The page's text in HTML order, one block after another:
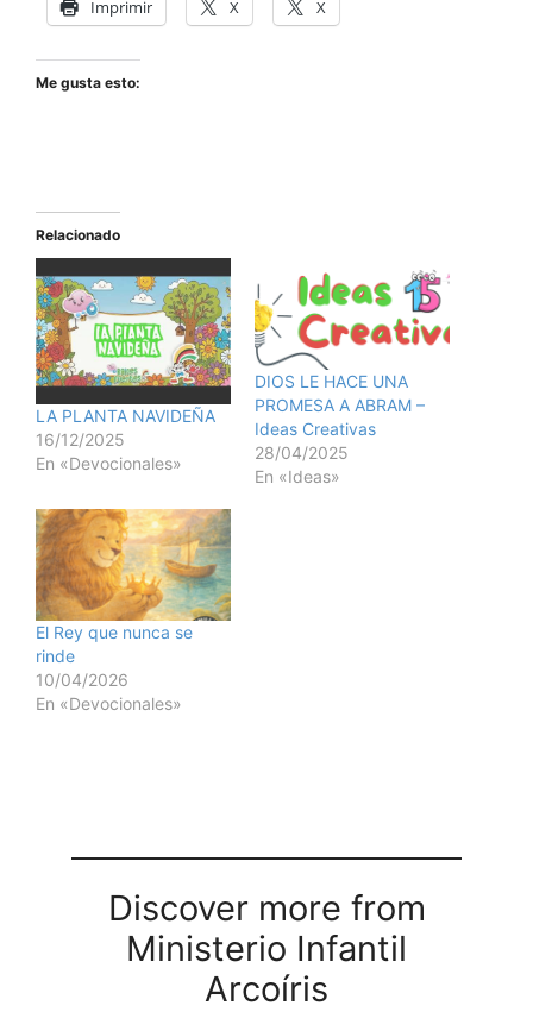
Imprimir X X
Me gusta esto:
Relacionado
LA PLANTA NAVIDEÑA
16/12/2025
En «Devocionales»
DIOS LE HACE UNA
PROMESA A ABRAM –
Ideas Creativas
28/04/2025
En «Ideas»
El Rey que nunca se
rinde
10/04/2026
En «Devocionales»
Discover more from
Ministerio Infantil
Arcoíris